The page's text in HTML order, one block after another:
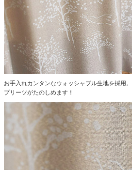
お手入れカンタンなウォッシャブル生地を採用
プリーツがたのしめます！